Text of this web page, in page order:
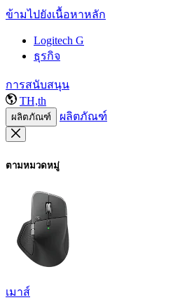
ข้ามไปยังเนื้อหาหลัก
Logitech G
ธุรกิจ
การสนับสนุน
TH,th
ผลิตภัณฑ์ ผลิตภัณฑ์
ตามหมวดหมู่
เมาส์